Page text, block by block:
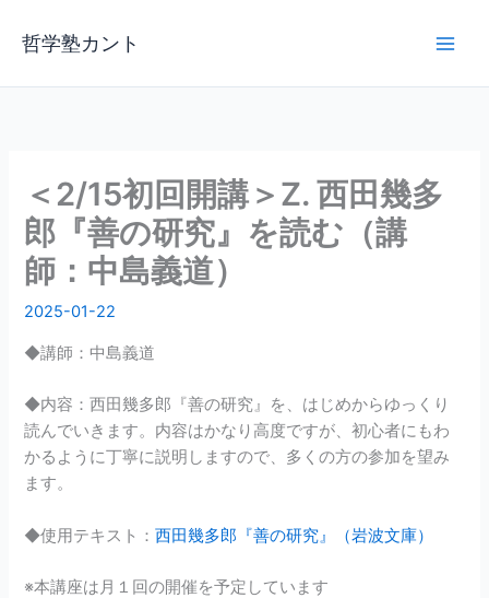
ス
哲学塾カント
＜2/15初回開講＞Z. 西田幾多
郎『善の研究』を読む（講
師：中島義道）
2025-01-22
◆講師：中島義道
◆内容：西田幾多郎『善の研究』を、はじめからゆっくり
読んでいきます。内容はかなり高度ですが、初心者にもわ
かるように丁寧に説明しますので、多くの方の参加を望み
ます。
◆使用テキスト：西田幾多郎『善の研究』（岩波文庫）
※本講座は月１回の開催を予定しています